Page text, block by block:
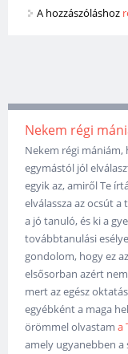
A hozzászóláshoz
Nekem régi
Nekem régi mániám,
egymástól jól
egyik az, amiről Te
elválassza az ocsút
a jó tanuló, és ki a
továbbtanulási
gondolom, hogy ez
elsősorban azért
mert az egész
egyébként a maga
örömmel olvastama
amely ugyanebben a